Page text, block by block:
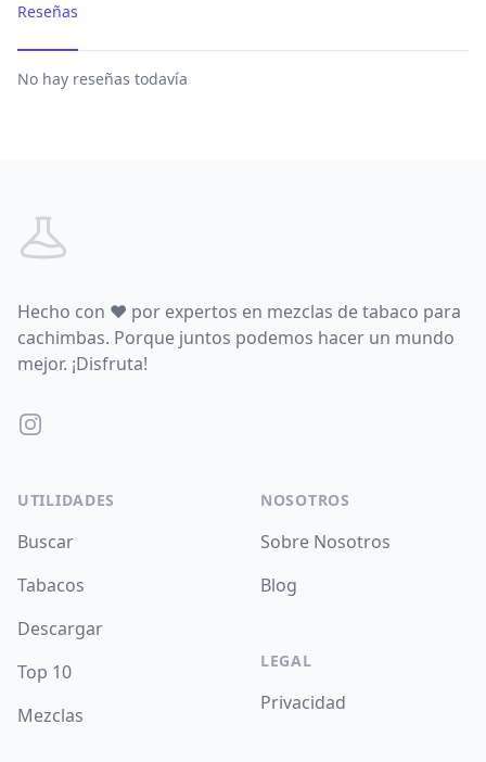
Reseñas
No hay reseñas todavía
Hecho con ♥ por expertos en mezclas de tabaco para
cachimbas. Porque juntos podemos hacer un mundo
mejor. ¡Disfruta!
Instagram
UTILIDADES
Buscar
Tabacos
Descargar
Top 10
Mezclas
NOSOTROS
Sobre Nosotros
Blog
LEGAL
Privacidad